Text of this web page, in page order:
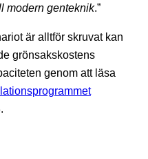
modern genteknik.”
är alltför skruvat kan
grönsakskostens
genom att läsa